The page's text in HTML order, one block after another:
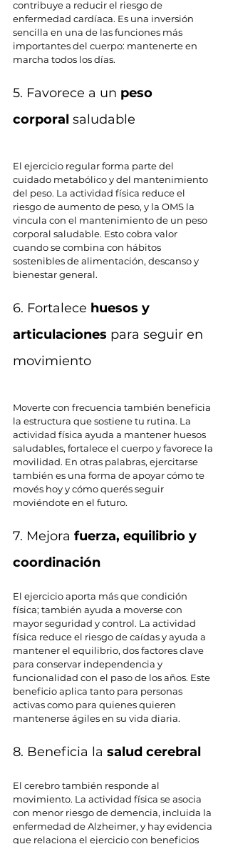
contribuye a reducir el riesgo de
enfermedad cardíaca. Es una inversión
sencilla en una de las funciones más
importantes del cuerpo: mantenerte en
marcha todos los días.
5. Favorece a un peso
corporal saludable
El ejercicio regular forma parte del
cuidado metabólico y del mantenimiento
del peso. La actividad física reduce el
riesgo de aumento de peso, y la OMS la
vincula con el mantenimiento de un peso
corporal saludable. Esto cobra valor
cuando se combina con hábitos
sostenibles de alimentación, descanso y
bienestar general.
6. Fortalece huesos y
articulaciones para seguir en
movimiento
Moverte con frecuencia también beneficia
la estructura que sostiene tu rutina. La
actividad física ayuda a mantener huesos
saludables, fortalece el cuerpo y favorece la
movilidad. En otras palabras, ejercitarse
también es una forma de apoyar cómo te
movés hoy y cómo querés seguir
moviéndote en el futuro.
7. Mejora fuerza, equilibrio y
coordinación
El ejercicio aporta más que condición
física; también ayuda a moverse con
mayor seguridad y control. La actividad
física reduce el riesgo de caídas y ayuda a
mantener el equilibrio, dos factores clave
para conservar independencia y
funcionalidad con el paso de los años. Este
beneficio aplica tanto para personas
activas como para quienes quieren
mantenerse ágiles en su vida diaria.
8. Beneficia la salud cerebral
El cerebro también responde al
movimiento. La actividad física se asocia
con menor riesgo de demencia, incluida la
enfermedad de Alzheimer, y hay evidencia
que relaciona el ejercicio con beneficios